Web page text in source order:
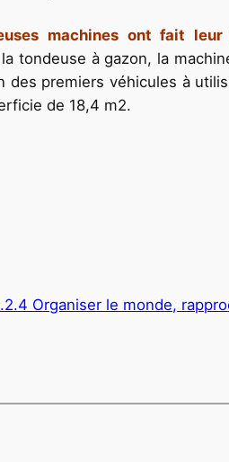
machines ont fait
tondeuse à gazon, la
des premiers véhicules à
de 18,4 m2.
Organiser le monde,